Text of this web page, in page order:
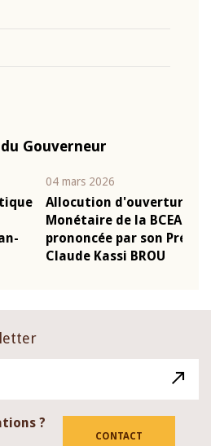
Gouverneur
du Comité de Politique
du 4 mars 2026,
Monsieur Jean-
?
CONTACT